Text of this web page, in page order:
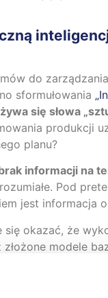
do
sformułowania
się słowa
produkcji
planu?
informacji na
Pod
jest
okazać, że
modele
nowej